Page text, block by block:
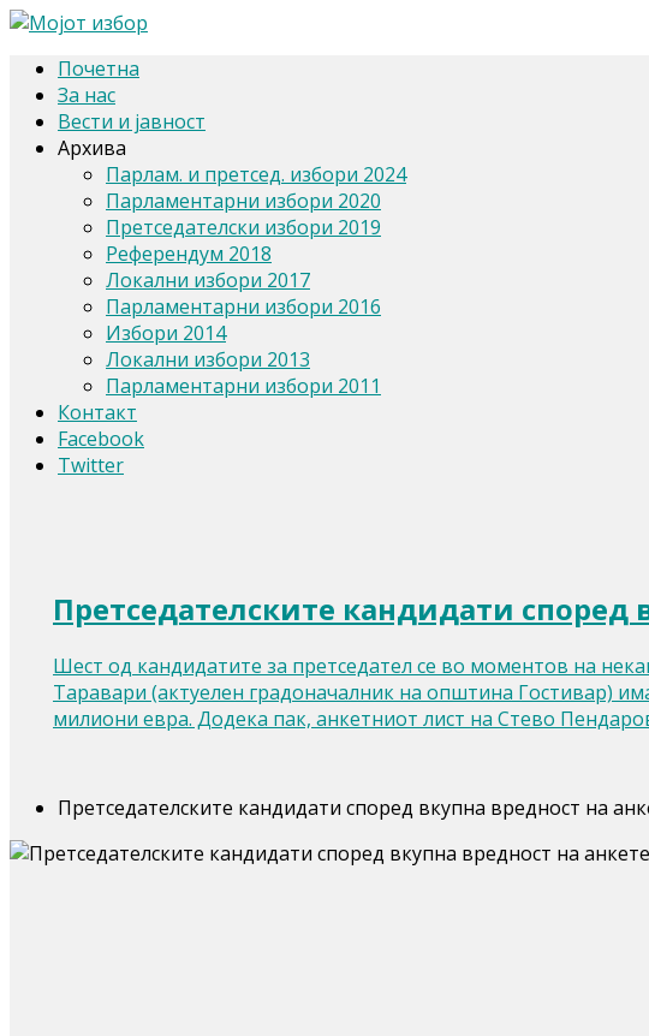
Почетна
За нас
Вести и јавност
Архива
Парлам. и претсед. избори 2024
Парламентарни избори 2020
Претседателски избори 2019
Референдум 2018
Локални избори 2017
Парламентарни избори 2016
Избори 2014
Локални избори 2013
Парламентарни избори 2011
Контакт
Facebook
Twitter
Претседателските кандидати според
Шест од кандидатите за претседател се во моментов на
Таравари (актуелен градоначалник на општина Гостивар)
милиони евра. Додека пак, анкетниот лист на Стево
Претседателските кандидати според вкупна вредност на